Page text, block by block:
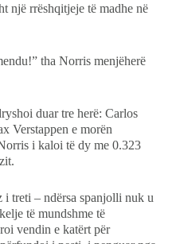
një rrëshqitjeje të madhe në
tha Norris menjëherë
duar tre herë: Carlos
Verstappen e morën
i kaloi të dy me 0.323
i treti – ndërsa spanjolli nuk u
të mundshme të
vendin e katërt për